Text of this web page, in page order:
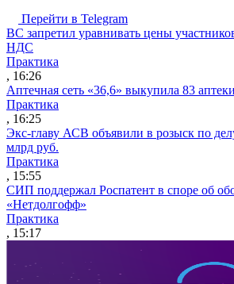
Перейти в Telegram
ВС запретил уравнивать цены
НДС
Практика
, 16:26
Аптечная сеть «36,6» выкупила 83
Практика
, 16:25
Экс-главу АСВ объявили в розыск по
млрд руб.
Практика
, 15:55
СИП поддержал Роспатент в споре об
«Нетдолгофф»
Практика
, 15:17